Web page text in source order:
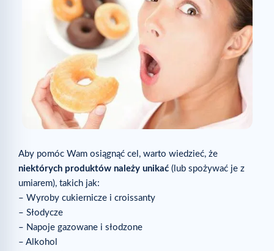
Aby pomóc Wam osiągnąć cel, warto wiedzieć, że
niektórych produktów należy unikać (lub spożywać je z
umiarem), takich jak:
– Wyroby cukiernicze i croissanty
– Słodycze
– Napoje gazowane i słodzone
– Alkohol